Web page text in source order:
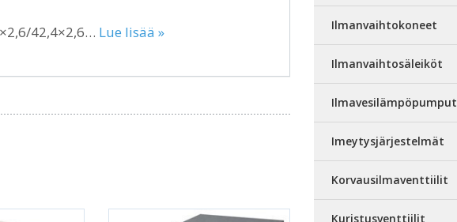
42,4×2,6… Lue lisää » Ilmanvaihtokoneet
Ilmanvaihtosäleiköt
Ilmavesilämpöpumput
Imeytysjärjestelmät
Korvausilmaventtiilit
Kuristusventtiilit